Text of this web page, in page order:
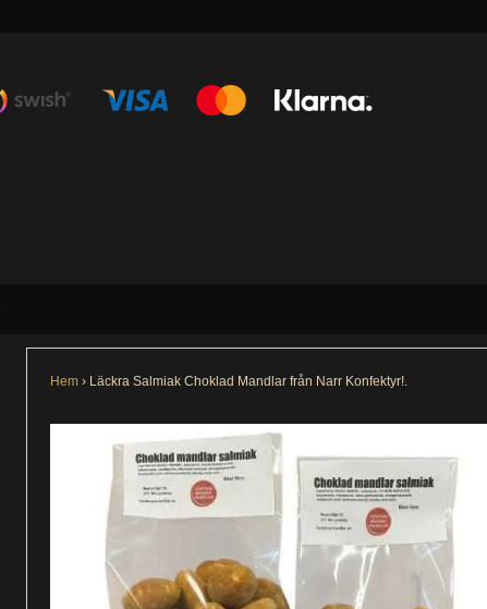
Hem › Läckra Salmiak Choklad Mandlar från Narr Konfektyr!.